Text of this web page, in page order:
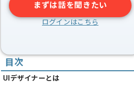
まずは話を聞きたい
ログインはこちら
目次
UIデザイナーとは